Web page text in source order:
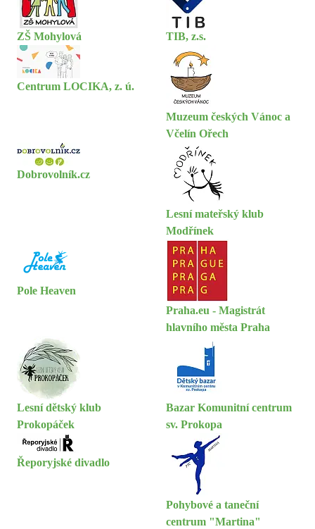
ZŠ Mohylová TIB, z.s.
Centrum LOCIKA, z. ú.
Muzeum českých Vánoc a
Včelín Ořech
Dobrovolník.cz
Lesní mateřský klub
Modřínek
Pole Heaven
Praha.eu - Magistrát
hlavního města Praha
Lesní dětský klub
Prokopáček
Bazar Komunitní centrum
sv. Prokopa
Řeporyjské divadlo
Pohybové a taneční
centrum "Martina"